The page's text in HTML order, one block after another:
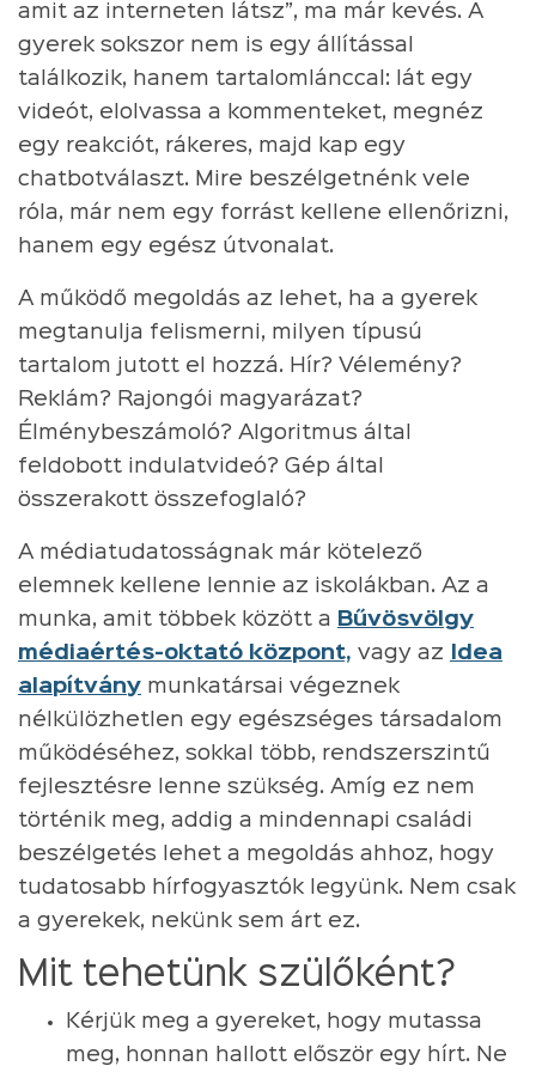
amit az interneten látsz”, ma már kevés. A
gyerek sokszor nem is egy állítással
találkozik, hanem tartalomlánccal: lát egy
videót, elolvassa a kommenteket, megnéz
egy reakciót, rákeres, majd kap egy
chatbotválaszt. Mire beszélgetnénk vele
róla, már nem egy forrást kellene ellenőrizni,
hanem egy egész útvonalat.
A működő megoldás az lehet, ha a gyerek
megtanulja felismerni, milyen típusú
tartalom jutott el hozzá. Hír? Vélemény?
Reklám? Rajongói magyarázat?
Élménybeszámoló? Algoritmus által
feldobott indulatvideó? Gép által
összerakott összefoglaló?
A médiatudatosságnak már kötelező
elemnek kellene lennie az iskolákban. Az a
munka, amit többek között a Bűvösvölgy
médiaértés-oktató központ, vagy az
Idea
alapítvány munkatársai végeznek
nélkülözhetlen egy egészséges társadalom
működéséhez, sokkal több, rendszerszintű
fejlesztésre lenne szükség. Amíg ez nem
történik meg, addig a mindennapi családi
beszélgetés lehet a megoldás ahhoz, hogy
tudatosabb hírfogyasztók legyünk. Nem csak
a gyerekek, nekünk sem árt ez.
Mit tehetünk szülőként?
Kérjük meg a gyereket, hogy mutassa
meg, honnan hallott először egy hírt. Ne